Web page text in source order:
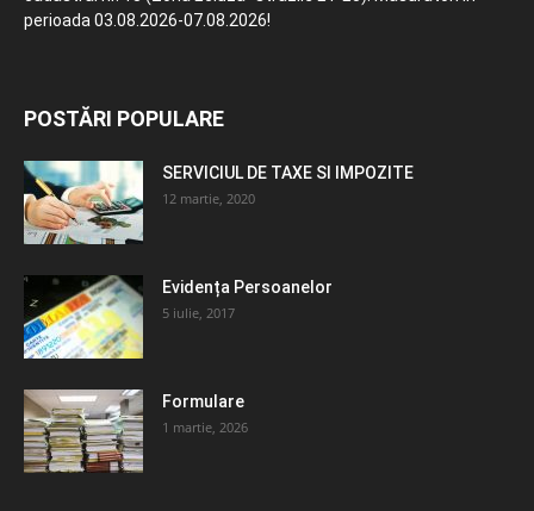
perioada 03.08.2026-07.08.2026!
POSTĂRI POPULARE
SERVICIUL DE TAXE SI IMPOZITE
12 martie, 2020
Evidența Persoanelor
5 iulie, 2017
Formulare
1 martie, 2026